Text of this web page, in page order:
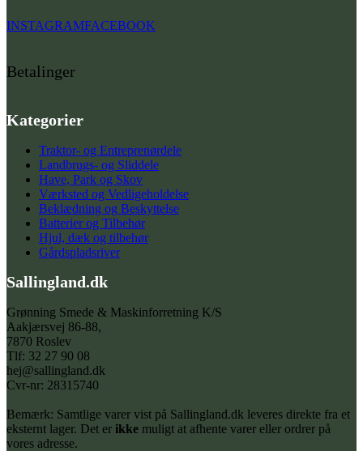
INSTAGRAMFACEBOOK
Betalinger
Kategorier
Traktor- og Entreprenørdele
Landbrugs- og Sliddele
Have, Park og Skov
Værksted og Vedligeholdelse
Beklædning og Beskyttelse
Batterier og Tilbehør
Hjul, dæk og tilbehør
Gårdspladsriver
Sallingland.dk
Grønning Smede & Maskinforretning K/S
Aakjærsvej 86-88,
7870 Roslev
Tlf: 32 27 90 08
hej@sallingland.dk
Cvr-nr: 28315740
Bemærk: Samtlige varer vist på Sallingland.dk leveres direkte fra et
eksternt lager. Det er ikke muligt at afhente varer eller ordrer på
vores adresse.